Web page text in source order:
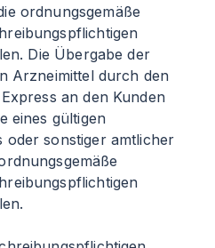
ordnungsgemäße
Die Übergabe der
Arzneimittel durch den
an den Kunden
eines gültigen
oder sonstiger amtlicher